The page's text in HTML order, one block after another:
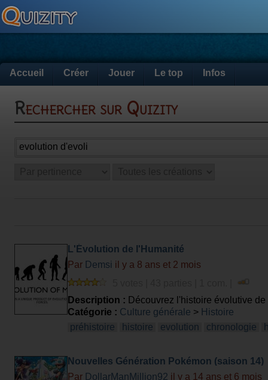
Accueil Créer Jouer Le top Infos
Rechercher sur Quizity
L'Évolution de l'Humanité
Par Demsi il y a 8 ans et 2 mois
Description : Découvrez l'histoire évolutive
Catégorie : Culture générale > Histoire
préhistoire
histoire evolution chronologie
Nouvelles Génération Pokémon (saison 14)
Par DollarManMillion92 il y a 14 ans et 6 mois